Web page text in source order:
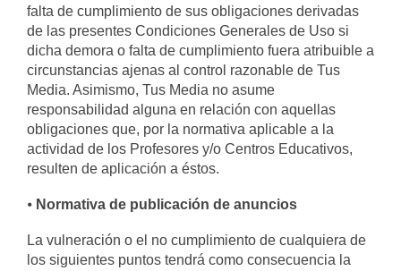
falta de cumplimiento de sus obligaciones derivadas
de las presentes Condiciones Generales de Uso si
dicha demora o falta de cumplimiento fuera atribuible a
circunstancias ajenas al control razonable de Tus
Media. Asimismo, Tus Media no asume
responsabilidad alguna en relación con aquellas
obligaciones que, por la normativa aplicable a la
actividad de los Profesores y/o Centros Educativos,
resulten de aplicación a éstos.
⦁ Normativa de publicación de anuncios
La vulneración o el no cumplimiento de cualquiera de
los siguientes puntos tendrá como consecuencia la